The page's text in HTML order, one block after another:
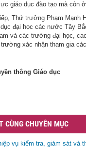
giáo dục đào tạo mà còn
Thứ trưởng Phạm Mạnh
đại học các nước Tây
và các trường đại học,
xác nhận tham gia
thông Giáo dục
CÙNG CHUYÊN MỤC
vụ kiểm tra, giám sát và